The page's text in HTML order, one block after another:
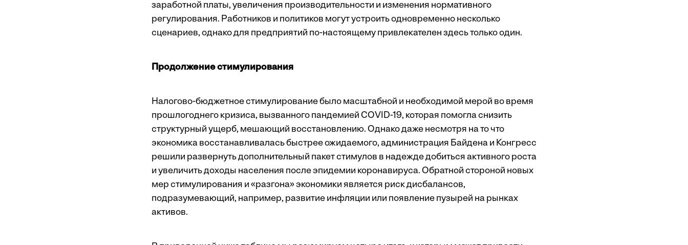
заработной платы, увеличения производительности и изменения нормативного
регулирования. Работников и политиков могут устроить одновременно несколько
сценариев, однако для предприятий по-настоящему привлекателен здесь только один.
Продолжение стимулирования
Налогово-бюджетное стимулирование было масштабной и необходимой мерой во время
прошлогоднего кризиса, вызванного пандемией COVID-19, которая помогла снизить
структурный ущерб, мешающий восстановлению. Однако даже несмотря на то что
экономика восстанавливалась быстрее ожидаемого, администрация Байдена и Конгресс
решили развернуть дополнительный пакет стимулов в надежде добиться активного роста
и увеличить доходы населения после эпидемии коронавируса. Обратной стороной новых
мер стимулирования и «разгона» экономики является риск дисбалансов,
подразумевающий, например, развитие инфляции или появление пузырей на рынках
активов.